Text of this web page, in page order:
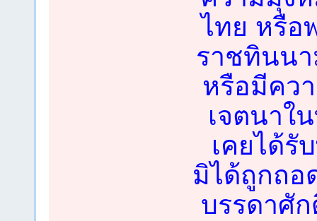
ไทย หรือ
ราชทินน
หรือมีคว
เจตนาใ
เคยได้รั
มิได้ถูกถอ
บรรดาศั